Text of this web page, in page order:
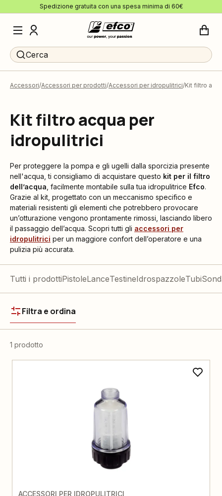
Spedizione gratuita con una spesa minima di 60€
Cerca
Accessori Accessori per prodotti Accessori per idropulitrici Kit filtro
Kit filtro acqua per
idropulitrici
Per proteggere la pompa e gli ugelli dalla sporcizia presente
nell'acqua, ti consigliamo di acquistare questo kit per il filtro
dell’acqua , facilmente montabile sulla tua idropulitrice Efco.
Grazie al kit, progettato con un meccanismo specifico e
materiali resistenti gli elementi che potrebbero provocare
un’otturazione vengono prontamente rimossi, lasciando libero
il passaggio dell’acqua. Scopri tutti gli accessori per
idropulitrici per un maggiore confort dell’operatore e una
pulizia più accurata.
Tutti i prodottiPistoleLanceTestineIdrospazzoleTubi
Filtra e ordina
1 prodotto
ACCESSORI PER IDROPULITRICI